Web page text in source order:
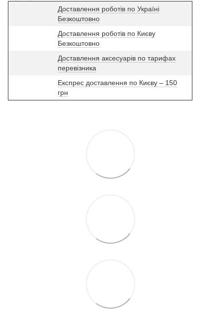
Доставлення роботів по Україні
Безкоштовно
Доставлення роботів по Києву
Безкоштовно
Доставлення аксесуарів по тарифах
перевізника
Експрес доставлення по Києву – 150
грн